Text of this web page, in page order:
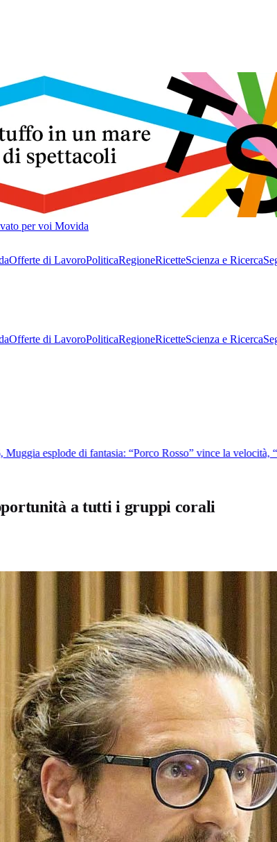
per voi Movida
Offerte di LavoroPoliticaRegioneRicetteScienza e Ricerca
Offerte di LavoroPoliticaRegioneRicetteScienza e Ricerca
esplode di fantasia: “Porco Rosso” vince la velocità,
a tutti i gruppi corali